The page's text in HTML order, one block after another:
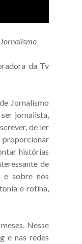
da Tv
Jornalismo
jornalista,
de ler
histórias
de
e sobre nós
e rotina,
Nesse
e nas redes